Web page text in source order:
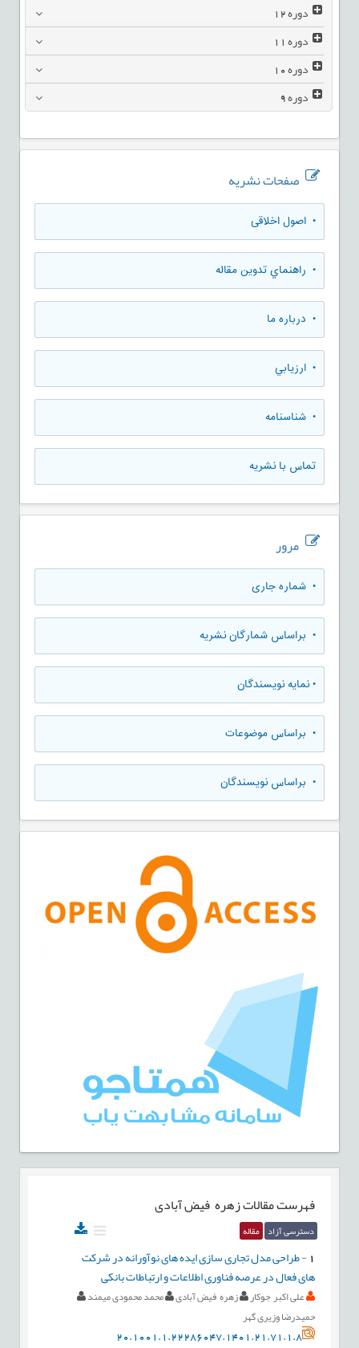
دوره12
دوره11
دوره10
دوره9
صفحات نشریه
• اصول اخلاقی
• راهنماي تدوين مقاله
• درباره ما
• ارزيابي
• شناسنامه
تماس با نشریه
مرور
• شماره جاری
• براساس شمارگان نشریه
•نمایه نویسندگان
• براساس موضوعات
• براساس نویسندگان
فهرست مقالاتزهره فیض آبادی
دسترسی آزاد مقاله
-طراحی مدل تجاری سازی ایده های نوآورانه در شرکت
های فعال در عرصه فناوری اطلاعات و ارتباطات بانکی
علی اکبر جوکار زهره فیض آبادی
محمد محمودی میمند
حمیدرضا وزیری گهر
20.1001.1.22286047.1401.21.71.1.8